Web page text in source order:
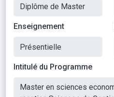
Enseignement
Intitulé du Programme